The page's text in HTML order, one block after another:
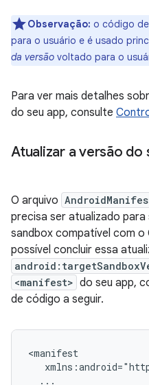
Observação: o código
para o usuário e é usado
da versão voltado para o
Para ver mais detalhes
do seu app, consulte
Atualizar a versão do
O arquivo
precisa ser atualizado
sandbox compatível com o
possível concluir essa
<manifest> do seu app,
de código a seguir.